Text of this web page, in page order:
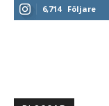
6,714 Följare